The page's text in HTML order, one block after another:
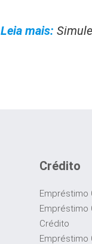
Leia mais:
Crédito
Empréstimo
Empréstimo
Crédito
Empréstimo